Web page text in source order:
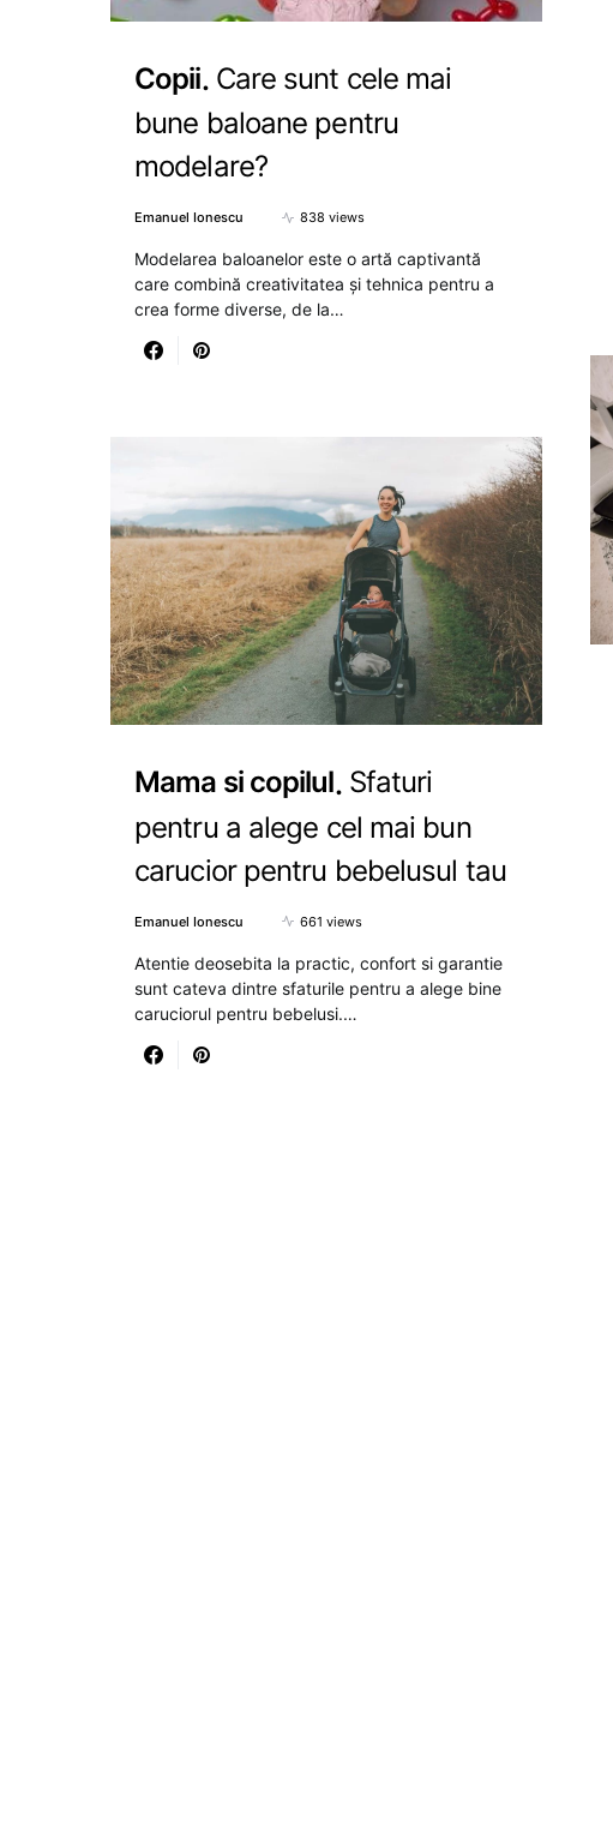
Copii Care sunt cele mai
bune baloane pentru
modelare?
Emanuel Ionescu 838 views
Modelarea baloanelor este o artă captivantă
care combină creativitatea și tehnica pentru a
crea forme diverse, de la…
Mama si copilul Sfaturi
pentru a alege cel mai bun
carucior pentru bebelusul tau
Emanuel Ionescu 661 views
Atentie deosebita la practic, confort si garantie
sunt cateva dintre sfaturile pentru a alege bine
caruciorul pentru bebelusi.…